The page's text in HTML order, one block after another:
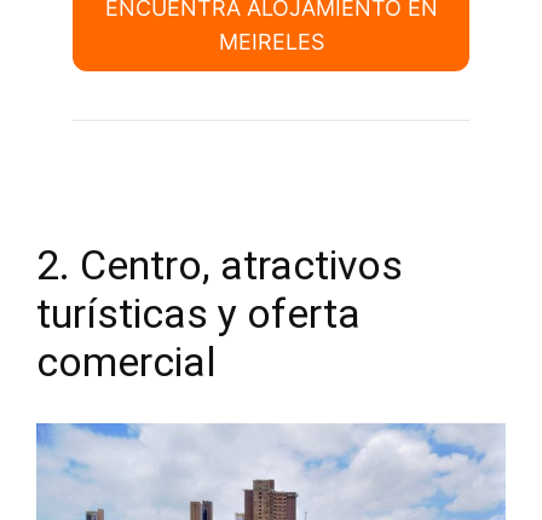
ENCUENTRA ALOJAMIENTO EN
MEIRELES
2. Centro, atractivos
turísticas y oferta
comercial